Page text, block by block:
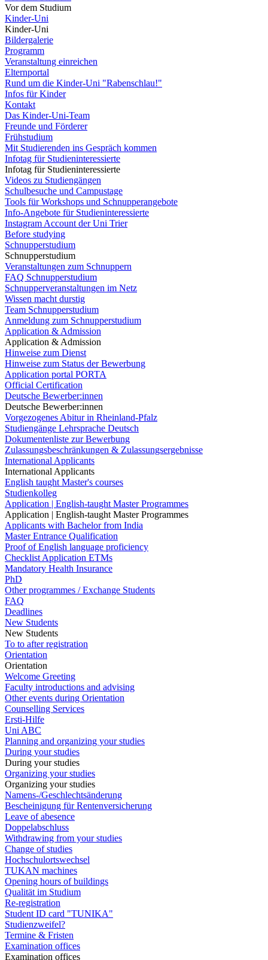
Vor dem Studium
Kinder-Uni
Kinder-Uni
Bildergalerie
Programm
Veranstaltung einreichen
Elternportal
Rund um die Kinder-Uni "Rabenschlau!"
Infos für Kinder
Kontakt
Das Kinder-Uni-Team
Freunde und Förderer
Frühstudium
Mit Studierenden ins Gespräch kommen
Infotag für Studieninteressierte
Infotag für Studieninteressierte
Videos zu Studiengängen
Schulbesuche und Campustage
Tools für Workshops und Schnupperangebote
Info-Angebote für Studieninteressierte
Instagram Account der Uni Trier
Before studying
Schnupperstudium
Schnupperstudium
Veranstaltungen zum Schnuppern
FAQ Schnupperstudium
Schnupperveranstaltungen im Netz
Wissen macht durstig
Team Schnupperstudium
Anmeldung zum Schnupperstudium
Application & Admission
Application & Admission
Hinweise zum Dienst
Hinweise zum Status der Bewerbung
Application portal PORTA
Official Certification
Deutsche Bewerber:innen
Deutsche Bewerber:innen
Vorgezogenes Abitur in Rheinland-Pfalz
Studiengänge Lehrsprache Deutsch
Dokumentenliste zur Bewerbung
Zulassungsbeschränkungen & Zulassungsergebnisse
International Applicants
International Applicants
English taught Master's courses
Studienkolleg
Application | English-taught Master Programmes
Application | English-taught Master Programmes
Applicants with Bachelor from India
Master Entrance Qualification
Proof of English language proficiency
Checklist Application ETMs
Mandatory Health Insurance
PhD
Other programmes / Exchange Students
FAQ
Deadlines
New Students
New Students
To to after registration
Orientation
Orientation
Welcome Greeting
Faculty introductions and advising
Other events during Orientation
Counselling Services
Ersti-Hilfe
Uni ABC
Planning and organizing your studies
During your studies
During your studies
Organizing your studies
Organizing your studies
Namens-/Geschlechtsänderung
Bescheinigung für Rentenversicherung
Leave of abesence
Doppelabschluss
Withdrawing from your studies
Change of studies
Hochschulortswechsel
TUKAN machines
Opening hours of buildings
Qualität im Studium
Re-registration
Student ID card "TUNIKA"
Studienzweifel?
Termine & Fristen
Examination offices
Examination offices